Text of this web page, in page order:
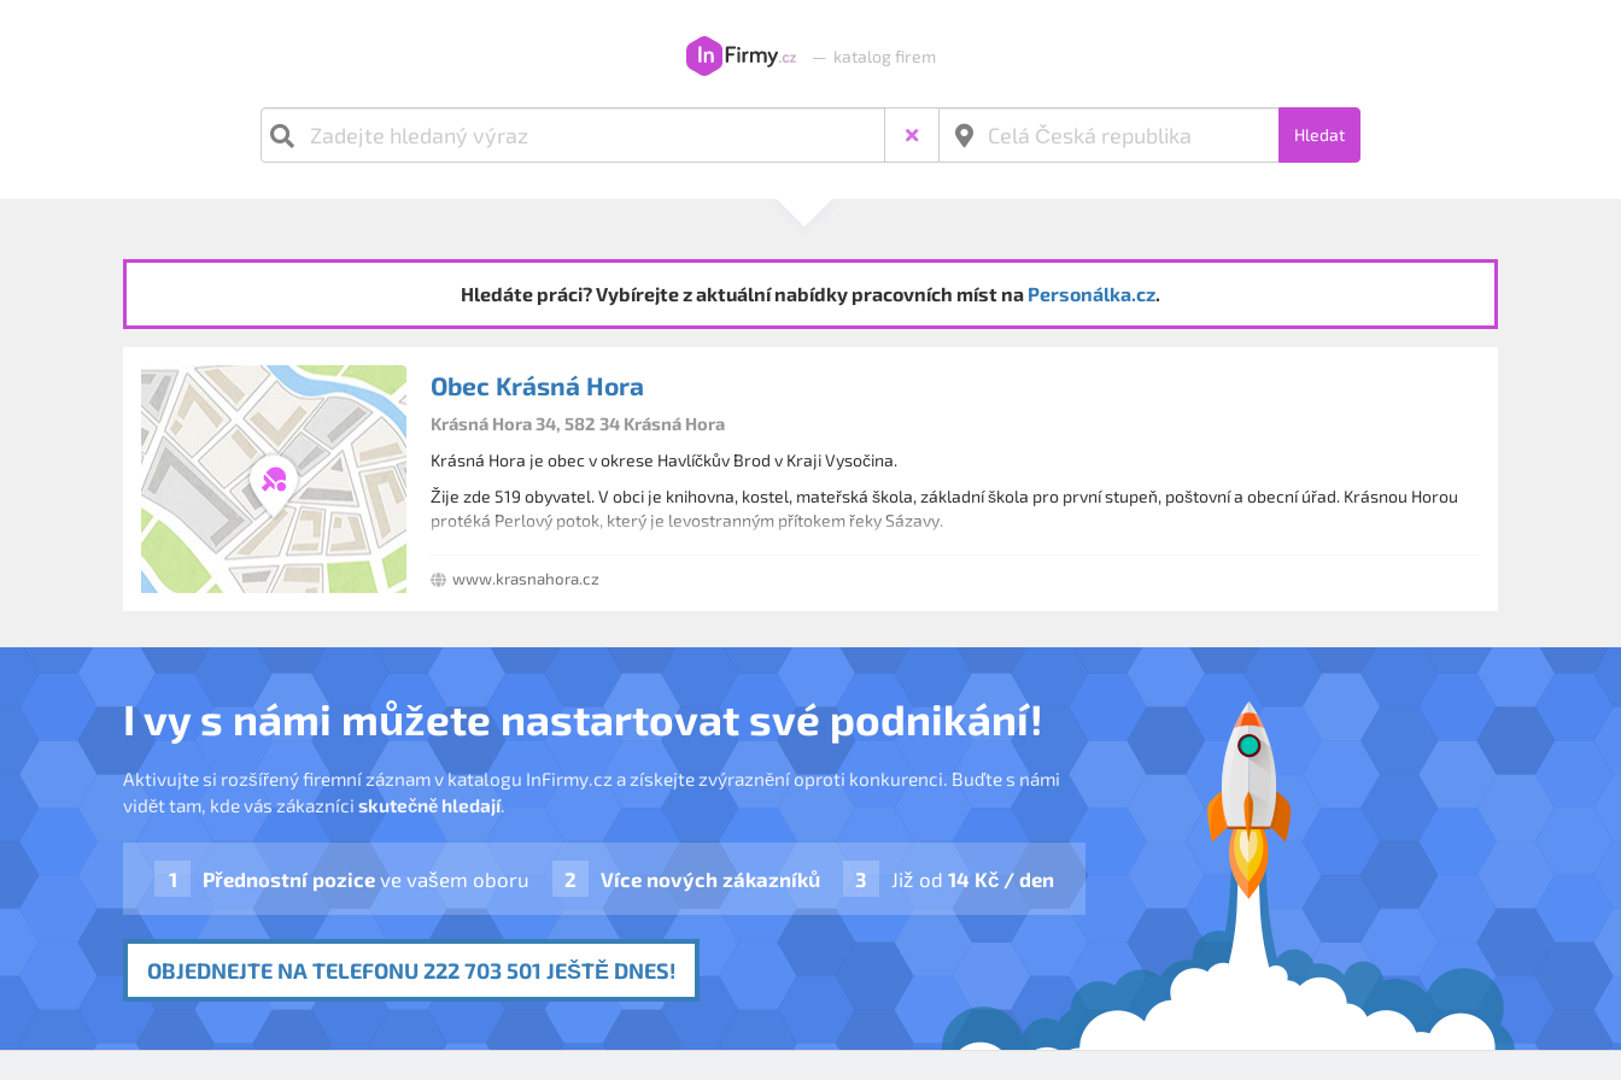
— katalog firem
Hledat
Hledáte práci? Vybírejte z aktuální nabídky pracovních míst na Personálka.cz.
Obec Krásná Hora
Krásná Hora 34, 582 34 Krásná Hora
Krásná Hora je obec v okrese Havlíčkův Brod v Kraji Vysočina.
Žije zde 519 obyvatel. V obci je knihovna, kostel, mateřská škola, základní škola pro první stupeň, poštovní a obecní úřad. Krásnou Horou
protéká Perlový potok, který je levostranným přítokem řeky Sázavy.
www.krasnahora.cz
I vy s námi můžete nastartovat své podnikání!
Aktivujte si rozšířený firemní záznam v katalogu InFirmy.cz a získejte zvýraznění oproti konkurenci. Buďte s námi
vidět tam, kde vás zákazníci skutečně hledají.
Přednostní pozice ve vašem oboru Více nových zákazníků Již od 14 Kč / den
OBJEDNEJTE NA TELEFONU 222 703 501 JEŠTĚ DNES!